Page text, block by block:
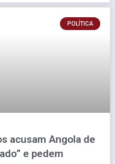
POLÍTICA
acusam Angola de
e pedem